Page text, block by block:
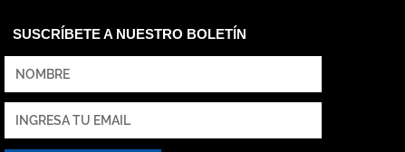
SUSCRÍBETE A NUESTRO BOLETÍN